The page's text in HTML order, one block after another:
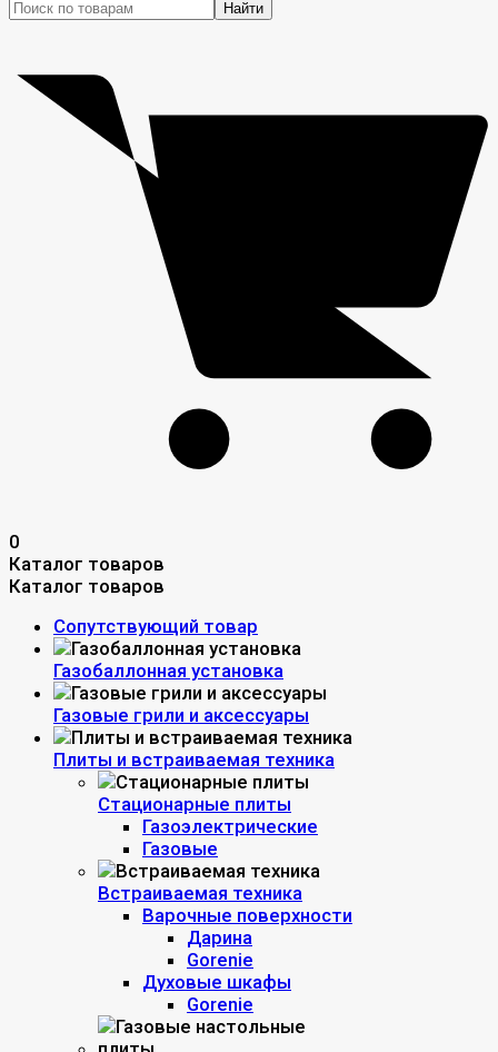
Найти
0
Каталог товаров
Каталог товаров
Сопутствующий товар
Газобаллонная установка
Газовые грили и аксессуары
Плиты и встраиваемая техника
Стационарные плиты
Газоэлектрические
Газовые
Встраиваемая техника
Варочные поверхности
Дарина
Gorenie
Духовые шкафы
Gorenie